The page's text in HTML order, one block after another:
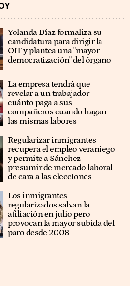
Yolanda Díaz formaliza su
candidatura para dirigir la
OIT y plantea una "mayor
democratización" del órgano
La empresa tendrá que
revelar a un trabajador
cuánto paga a sus
compañeros cuando hagan
las mismas labores
Regularizar inmigrantes
recupera el empleo veraniego
y permite a Sánchez
presumir de mercado laboral
de cara a las elecciones
Los inmigrantes
regularizados salvan la
afiliación en julio pero
provocan la mayor subida del
paro desde 2008